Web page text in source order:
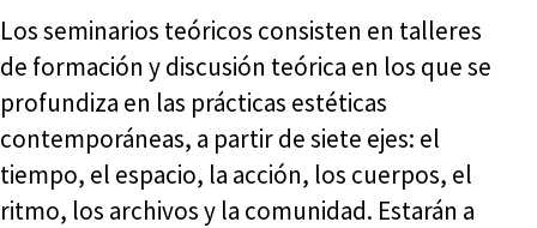
Los seminarios teóricos consisten en talleres
de formación y discusión teórica en los que se
profundiza en las prácticas estéticas
contemporáneas, a partir de siete ejes: el
tiempo, el espacio, la acción, los cuerpos, el
ritmo, los archivos y la comunidad. Estarán a